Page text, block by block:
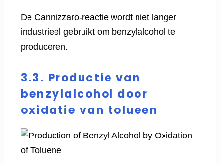
De Cannizzaro-reactie wordt niet langer
industrieel gebruikt om benzylalcohol te
produceren.
3.3. Productie van
benzylalcohol door
oxidatie van tolueen